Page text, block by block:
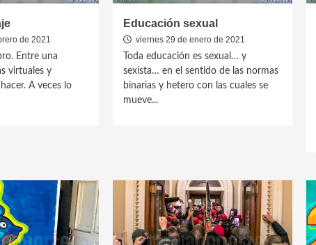
de 2021
Entre una
virtuales y
A veces lo
Educación sexual
viernes 29 de enero de 2021
Toda educación es sexual… y
sexista… en el sentido de las normas
binarias y hetero con las cuales se
mueve...